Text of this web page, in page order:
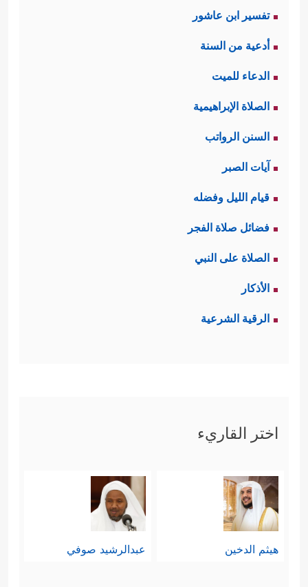
تفسير ابن عاشور
أدعية من السنة
الدعاء للميت
الصلاة الإبراهيمية
السنن الرواتب
آيات الصبر
قيام الليل وفضله
فضائل صلاة الفجر
الصلاة على النبي
الأذكار
الرقية الشرعية
اختر القاريء
هيثم الدخين عبدالرشيد صوفي